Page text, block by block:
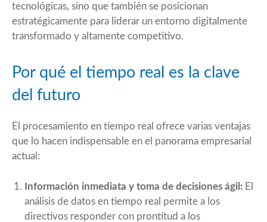
tecnológicas, sino que también se posicionan
estratégicamente para liderar un entorno digitalmente
transformado y altamente competitivo.
Por qué el tiempo real es la clave
del futuro
El procesamiento en tiempo real ofrece varias ventajas
que lo hacen indispensable en el panorama empresarial
actual:
Información inmediata y toma de decisiones ágil: El
análisis de datos en tiempo real permite a los
directivos responder con prontitud a los